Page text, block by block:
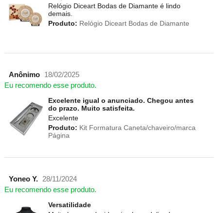
Relógio Diceart Bodas de Diamante é lindo
demais.
Produto: Relógio Diceart Bodas de Diamante
Anônimo
18/02/2025
Eu recomendo esse produto.
Excelente igual o anunciado. Chegou antes
do prazo. Muito satisfeita.
Excelente
Produto: Kit Formatura Caneta/chaveiro/marca
Página
Yoneo Y. 28/11/2024
Eu recomendo esse produto.
Versatilidade